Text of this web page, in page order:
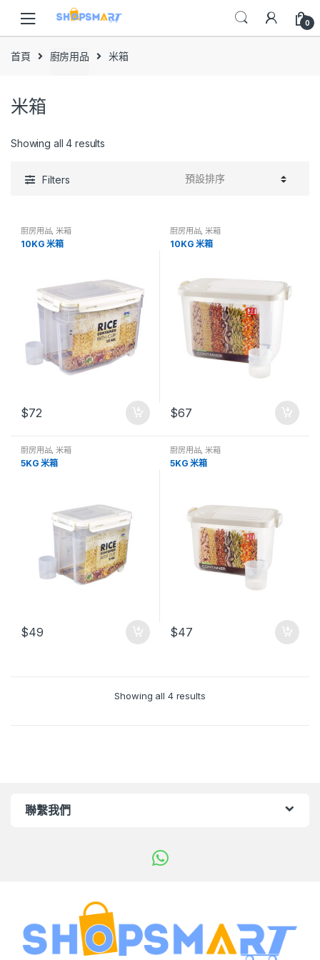
navigation
content
0
首頁 廚房用品 米箱
米箱
Showing all 4 results
Filters
廚房用品,米箱
10KG 米箱
$72
廚房用品,米箱
10KG 米箱
$67
廚房用品,米箱
5KG 米箱
$49
廚房用品,米箱
5KG 米箱
$47
Showing all 4 results
聯繫我們